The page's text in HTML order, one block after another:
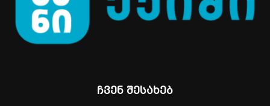
ჩვენ შესახებ